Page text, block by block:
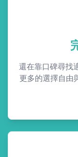
還在靠口碑尋找
更多的選擇自由